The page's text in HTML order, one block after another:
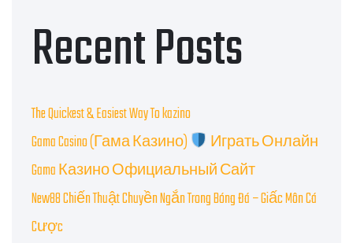
Recent Posts
The Quickest & Easiest Way To kazino
Gama Casino (Гама Казино)
Играть Онлайн
Gama Казино Официальный Сайт
New88 Chiến Thuật Chuyền Ngắn Trong Bóng Đá – Giấc Môn Cá
Cược